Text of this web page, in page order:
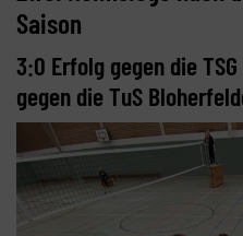
Saison
3:0 Erfolg gegen die
gegen die TuS